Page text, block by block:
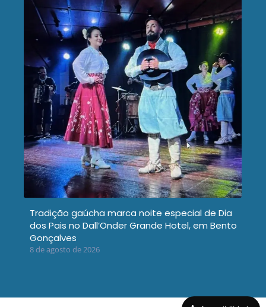
Tradição gaúcha marca noite especial de Dia
dos Pais no Dall’Onder Grande Hotel, em Bento
Gonçalves
8 de agosto de 2026